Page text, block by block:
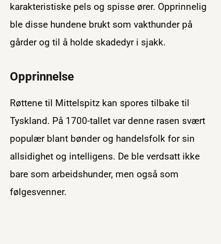
karakteristiske pels og spisse ører. Opprinnelig
ble disse hundene brukt som vakthunder på
gårder og til å holde skadedyr i sjakk.
Opprinnelse
Røttene til Mittelspitz kan spores tilbake til
Tyskland. På 1700-tallet var denne rasen svært
populær blant bønder og handelsfolk for sin
allsidighet og intelligens. De ble verdsatt ikke
bare som arbeidshunder, men også som
følgesvenner.